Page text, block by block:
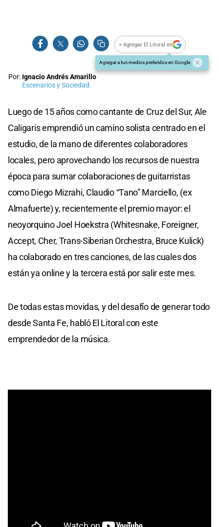
+ Agregar El Litoral en
Agregar a tus medios preferidos en Google
Por: Ignacio Andrés Amarillo
Escenarios y Sociedad.
Luego de 15 años como cantante de Cruz del Sur, Ale
Caligaris emprendió un camino solista centrado en el
estudio, de la mano de diferentes colaboradores
locales, pero aprovechando los recursos de nuestra
época para sumar colaboraciones de guitarristas
como Diego Mizrahi, Claudio “Tano” Marciello, (ex
Almafuerte) y, recientemente el premio mayor: el
neoyorquino Joel Hoekstra (Whitesnake, Foreigner,
Accept, Cher, Trans-Siberian Orchestra, Bruce Kulick)
ha colaborado en tres canciones, de las cuales dos
están ya online y la tercera está por salir este mes.
De todas estas movidas, y del desafío de generar todo
desde Santa Fe, habló El Litoral con este
emprendedor de la música.